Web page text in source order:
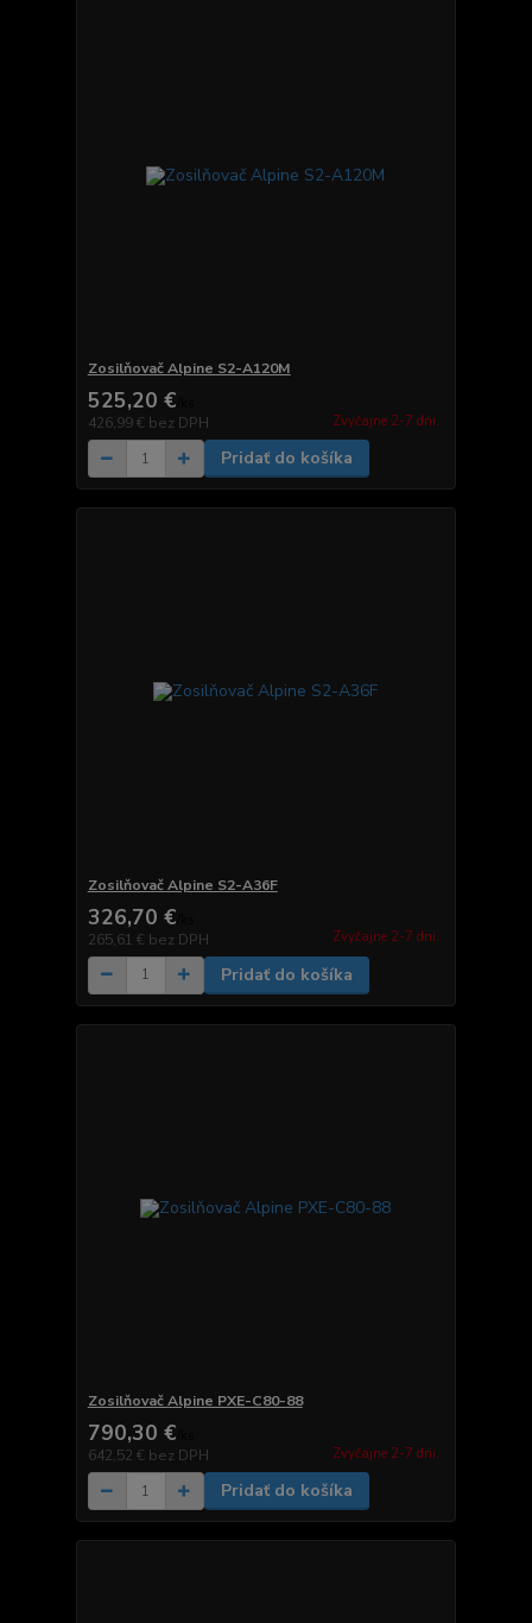
Zosilňovač Alpine S2-A120M
525,20 €
426,99 € bez DPH Zvyčajne 2-7 dni.
Pridať do košíka
Zosilňovač Alpine S2-A36F
326,70 €
265,61 € bez DPH Zvyčajne 2-7 dni.
Pridať do košíka
Zosilňovač Alpine PXE-C80-88
790,30 €
642,52 € bez DPH Zvyčajne 2-7 dni.
Pridať do košíka